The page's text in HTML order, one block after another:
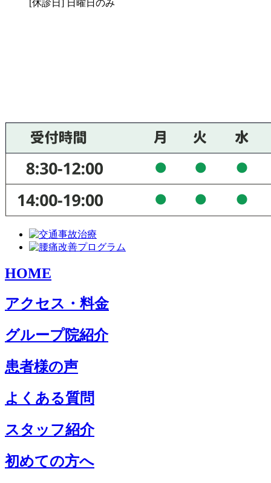
[休診日] 日曜日のみ
HOME
アクセス・料金
グループ院紹介
患者様の声
よくある質問
スタッフ紹介
初めての方へ